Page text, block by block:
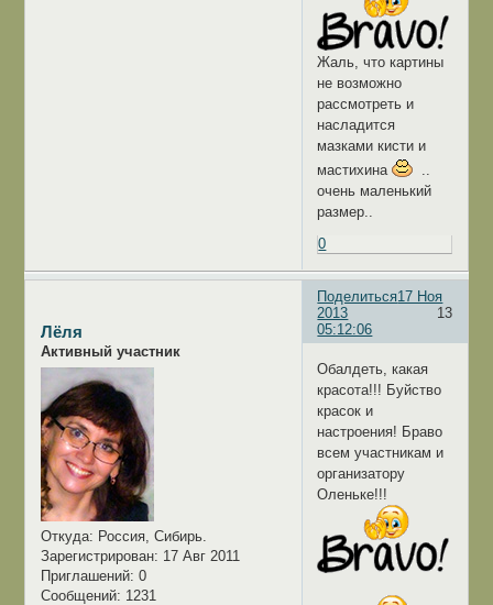
Жаль, что картины
не возможно
рассмотреть и
насладится
мазками кисти и
мастихина
очень маленький
размер..
0
Поделиться
13
17 Ноя
2013
05:12:06
Лёля
Активный участник
Откуда: Россия, Сибирь.
Зарегистрирован: 17 Авг 2011
Приглашений: 0
Сообщений: 1231
Обалдеть, какая
красота!!! Буйство
красок и
настроения! Браво
всем участникам и
организатору
Оленьке!!!